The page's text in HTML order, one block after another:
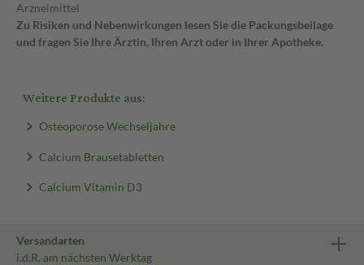
Arzneimittel
Zu Risiken und Nebenwirkungen lesen Sie die Packungsbeilage
und fragen Sie Ihre Ärztin, Ihren Arzt oder in Ihrer Apotheke.
Weitere Produkte aus:
Osteoporose Wechseljahre
Calcium Brausetabletten
Calcium Vitamin D3
Versandarten
i.d.R. am nächsten Werktag